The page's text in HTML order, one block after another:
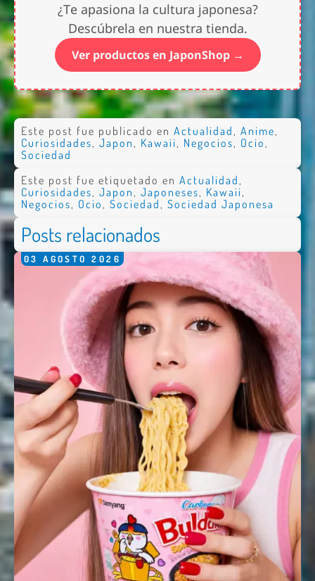
¿Te apasiona la cultura japonesa?
Descúbrela en nuestra tienda.
Ver productos en JaponShop →
Este post fue publicado en Actualidad , Anime,
Curiosidades, Japon , Kawaii, Negocios, Ocio ,
Sociedad
Este post fue etiquetado en Actualidad,
Curiosidades, Japon, Japoneses, Kawaii,
Negocios, Ocio, Sociedad, Sociedad Japonesa
Posts relacionados
03 AGOSTO 2026